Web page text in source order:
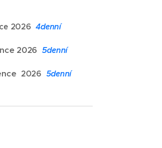
20264denní
2026 5denní
2026 5denní